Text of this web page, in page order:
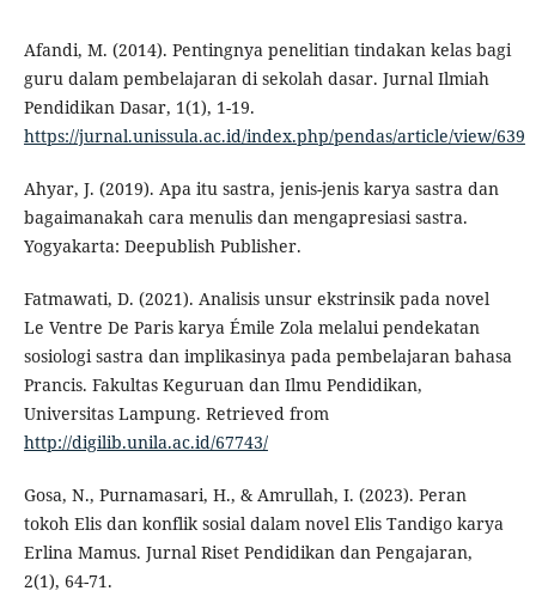
Afandi, M. (2014). Pentingnya penelitian tindakan kelas bagi
guru dalam pembelajaran di sekolah dasar. Jurnal Ilmiah
Pendidikan Dasar, 1(1), 1-19.
https://jurnal.unissula.ac.id/index.php/pendas/article/view/639
Ahyar, J. (2019). Apa itu sastra, jenis-jenis karya sastra dan
bagaimanakah cara menulis dan mengapresiasi sastra.
Yogyakarta: Deepublish Publisher.
Fatmawati, D. (2021). Analisis unsur ekstrinsik pada novel
Le Ventre De Paris karya Émile Zola melalui pendekatan
sosiologi sastra dan implikasinya pada pembelajaran bahasa
Prancis. Fakultas Keguruan dan Ilmu Pendidikan,
Universitas Lampung. Retrieved from
http://digilib.unila.ac.id/67743/
Gosa, N., Purnamasari, H., & Amrullah, I. (2023). Peran
tokoh Elis dan konflik sosial dalam novel Elis Tandigo karya
Erlina Mamus. Jurnal Riset Pendidikan dan Pengajaran,
2(1), 64-71.